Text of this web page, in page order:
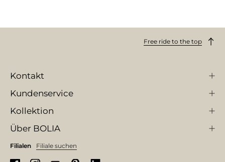
Free ride to the top
Kontakt
Kundenservice
Kollektion
Über BOLIA
Filialen Filiale suchen